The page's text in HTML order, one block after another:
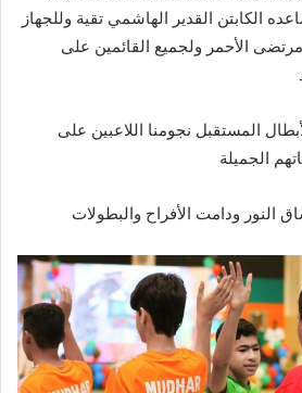
الكابتن القدير الهاشمي تقية وللجهاز
مرتضى الأحمر ولجميع القائمين على
المستقبل نجومنا اللاعبين على
الجميلة
النور ودامت الأفراح والبطولات